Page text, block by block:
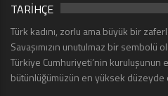
TARİHÇE
Türk kadını, zorlu ama büyük bir
Savaşımızın unutulmaz bir sembolü
Türkiye Cumhuriyeti’nin kuruluşunun
bütünlüğümüzün en yüksek düzeyde